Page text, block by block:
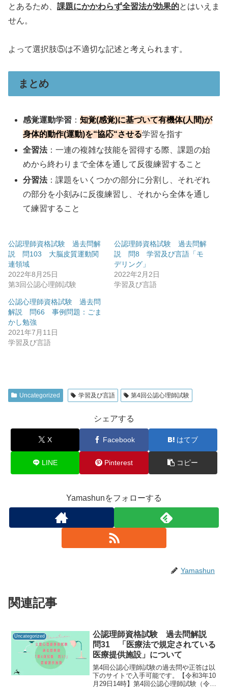
とあるため、 課題にかかわらず全習法が効果的とはいえま
せん。
よって選択肢⑤は不適切な記述と考えられます。
まとめ
感覚運動学習 ：知覚(感覚)に基づいて有機体(人間)が
身体的動作(運動)を“協応“させる学習を指す
全習法：一連の複雑な技能を習得する際、課題の始
めから終わりまで全体を通して反復練習すること
分習法：課題をいくつかの部分に分割し、それぞれ
の部分を小刻みに反復練習し、それから全体を通し
て練習すること
公認理師資格試験 過去問解
説 問103 大脳皮質運動関
連領域
2022年8月25日
第3回公認心理師試験
公認理師資格試験 過去問解
説 問8 学習及び言語「モ
デリング」
2022年2月2日
学習及び言語
公認心理師資格試験 過去問
解説 問66 事例問題：ごま
かし勉強
2021年7月11日
学習及び言語
Uncategorized 学習及び言語 第4回公認心理師試験
シェアする
X Facebook はてブ
LINE Pinterest コピー
Yamashunをフォローする
Yamashun
関連記事
Uncategorized
公認理師資格試験 過去問解説
問31 「医療法で規定されている
医療提供施設」について
第4回公認心理師試験の過去問や正答は以
下のサイトで入手可能です。【令和3年10
月29日14時】第4回公認心理師試験（令和